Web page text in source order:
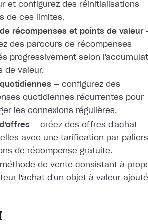
et configurez des réinitialisations
de ces limites.
récompenses et points de valeur
des parcours de récompenses
progressivement selon
de valeur.
— configurez des
quotidiennes récurrentes pour
les connexions régulières.
— créez des offres d'achat
avec une tarification par
de récompense gratuite.
de vente consistant à
l'achat d'un objet à valeur